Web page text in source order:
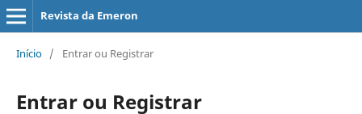
Revista da Emeron
Início / Entrar ou Registrar
Entrar ou Registrar